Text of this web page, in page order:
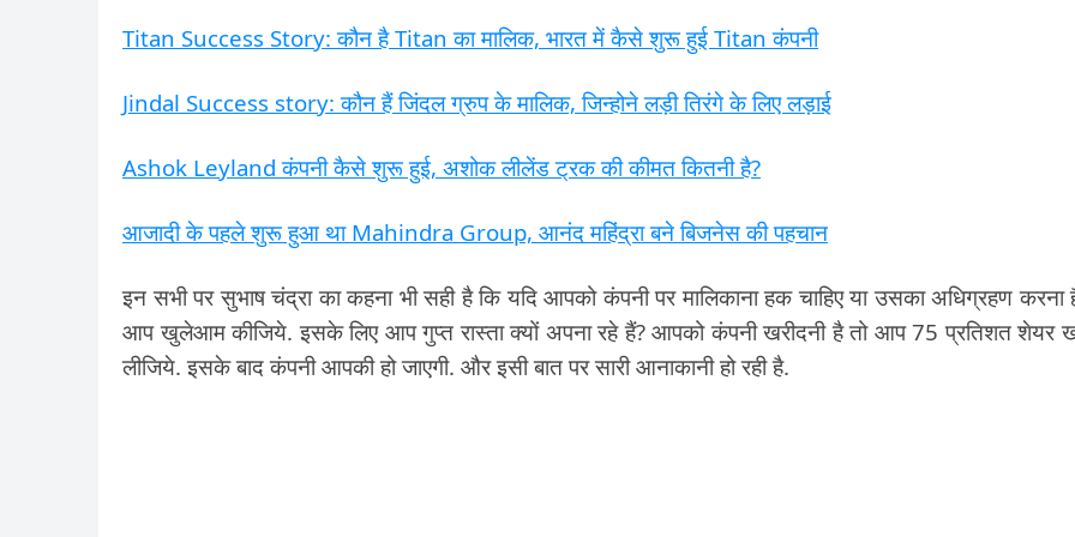
Titan Success Story: कौन है Titan का मालिक, भारत में कैसे शुरू हुई Titan कंपनी
Jindal Success story: कौन हैं जिंदल ग्रुप के मालिक, जिन्होने लड़ी तिरंगे के लिए लड़ाई
Ashok Leyland कंपनी कैसे शुरू हुई, अशोक लीलेंड ट्रक की कीमत कितनी है?
आजादी के पहले शुरू हुआ था Mahindra Group, आनंद महिंद्रा बने बिजनेस की पहचान
इन सभी पर सुभाष चंद्रा का कहना भी सही है कि यदि आपको कंपनी पर मालिकाना हक चाहिए या उसका अधिग्रहण करना
आप खुलेआम कीजिये. इसके लिए आप गुप्त रास्ता क्यों अपना रहे हैं? आपको कंपनी खरीदनी है तो आप 75 प्रतिशत शेयर
लीजिये. इसके बाद कंपनी आपकी हो जाएगी. और इसी बात पर सारी आनाकानी हो रही है.